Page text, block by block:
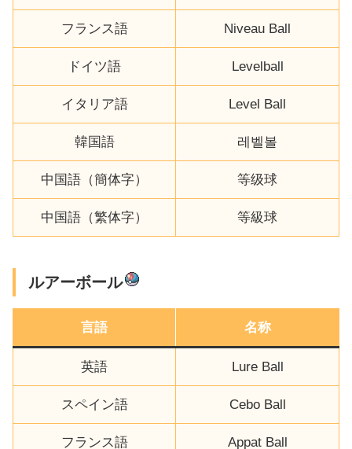
フランス語 Niveau Ball
ドイツ語 Levelball
イタリア語 Level Ball
韓国語 레벨볼
中国語（簡体字） 等级球
中国語（繁体字） 等級球
ルアーボール
言語 名称
英語 Lure Ball
スペイン語 Cebo Ball
フランス語 Appat Ball